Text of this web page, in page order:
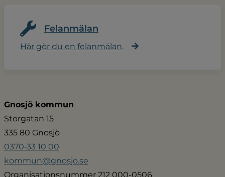
Felanmälan
Här gör du en felanmälan.
Gnosjö kommun
Storgatan 15
335 80 Gnosjö
0370‑33 10 00
kommun@gnosjo.se
Organisationsnummer 212 000-0506